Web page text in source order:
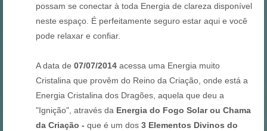
possam se conectar à toda Energia de clareza disponível
neste espaço. É perfeitamente seguro estar aqui e você
pode relaxar e confiar.
A data de 07/07/2014 acessa uma Energia muito
Cristalina que provêm do Reino da Criação, onde está a
Energia Cristalina dos Dragões, aquela que deu a
"Ignição", através da Energia do Fogo Solar ou Chama
da Criação - que é um dos 3 Elementos Divinos do